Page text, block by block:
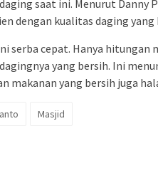
saat ini. Menurut
dengan kualitas daging yang
serba cepat. Hanya
yang bersih. Ini
makanan yang bersih juga
Masjid